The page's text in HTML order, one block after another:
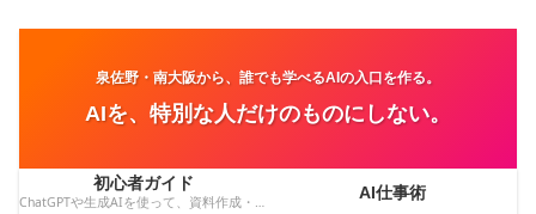
泉佐野・南大阪から、誰でも学べるAIの入口を作る。
AIを、特別な人だけのものにしない。
初心者ガイド
ChatGPTや生成AIを使って、資料作成・メール・会議・業務改善を効率化する方法を紹介します。 AI仕事術